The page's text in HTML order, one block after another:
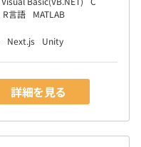
R言語
MATLAB
Next.js Unity
詳細を見る